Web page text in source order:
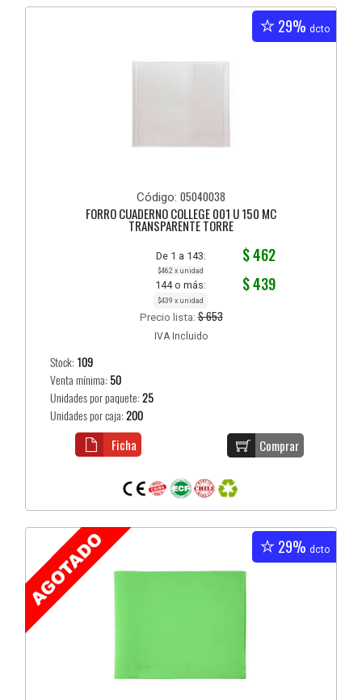
29% dcto
Código: 05040038
FORRO CUADERNO COLLEGE 001 U 150 MC
TRANSPARENTE TORRE
De 1 a 143: $ 462
$462 x unidad
144 o más: $ 439
$439 x unidad
Precio lista:$ 653
IVA Incluido
Stock: 109
Venta mínima: 50
Unidades por paquete:25
Unidades por caja:200
Comprar
Ficha
29% dcto